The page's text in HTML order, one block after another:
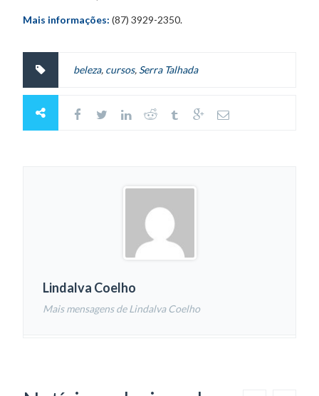
Mais informações: (87) 3929-2350.
beleza, cursos, Serra Talhada
Lindalva Coelho
Mais mensagens de Lindalva Coelho